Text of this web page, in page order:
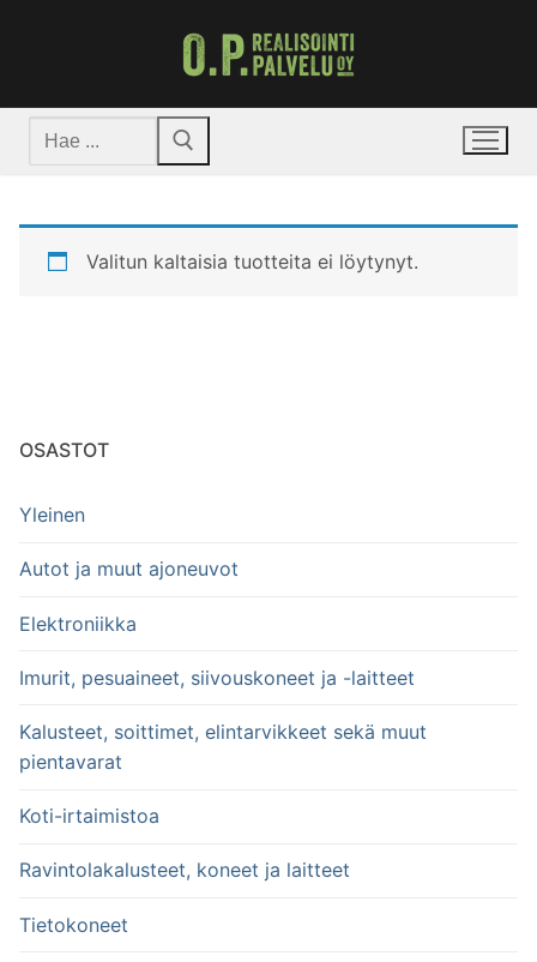
Hae:
Valitun kaltaisia tuotteita ei löytynyt.
OSASTOT
Yleinen
Autot ja muut ajoneuvot
Elektroniikka
Imurit, pesuaineet, siivouskoneet ja -laitteet
Kalusteet, soittimet, elintarvikkeet sekä muut
pientavarat
Koti-irtaimistoa
Ravintolakalusteet, koneet ja laitteet
Tietokoneet